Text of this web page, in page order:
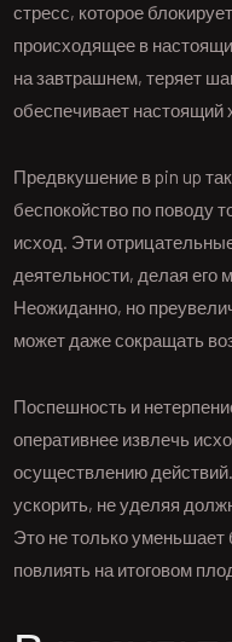
стресс, которое
происходящее в
на завтрашнем, теряет
обеспечивает настоящий
Предвкушение в pin up
беспокойство по поводу
исход. Эти
деятельности, делая
Неожиданно, но
может даже сокращать
Поспешность и
оперативнее извлечь
осуществлению
ускорить, не уделяя
Это не только
повлиять на итоговом